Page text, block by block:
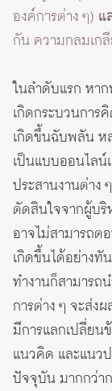
องค์การต่าง ๆ) แ
กัน ความกลมเก
ในลำดับแรก หา
เกิดกระบวนการ
เกิดขึ้นฉับพลัน ห
เป็นแบบออนไลน์
ประสานงานต่าง
ตัดสินใจจากผู้บริ
อาจไม่สามารถ
เกิดขึ้นได้อย่างทั
ทำงานก็สามารถ
การต่าง ๆ จะส่ง
มีการแลกเปลี่ยน
แนวคิด และแนว
ปัจจุบัน มากกว่า